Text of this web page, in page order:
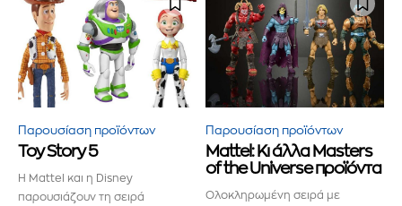
ΕΓΓΡΑΦΉ!
Διάβασα και αποδέχομαι τηνΠολιτική Απορρήτου.
Παρουσίαση προϊόντων
Toy Story 5
Η Mattel και η Disney
παρουσιάζουν τη σειρά
Παρουσίαση προϊόντων
Mattel: Κι άλλα Masters
of the Universe προϊόντα
Ολοκληρωμένη σειρά με